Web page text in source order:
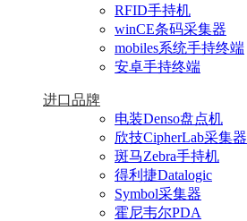
RFID手持机
winCE条码采集器
mobiles系统手持终端
安卓手持终端
进口品牌
电装Denso盘点机
欣技CipherLab采集器
斑马Zebra手持机
得利捷Datalogic
Symbol采集器
霍尼韦尔PDA